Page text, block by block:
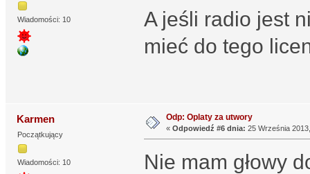
Wiadomości: 10
A jeśli radio jest
mieć do tego
Karmen
Początkujący
Wiadomości: 10
Odp: Oplaty za utwory
« Odpowiedź #6 dnia: 25 Września
Nie mam głowy